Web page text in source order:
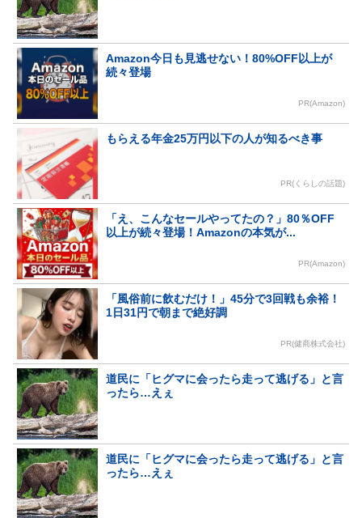
Amazon今日も見逃せない！80%OFF以上が
続々登場
PR(Amazon)
もらえる年金25万円以下の人が知るべき事
PR(くらしの話題)
「え、こんなセールやってたの？」80％OFF
以上が続々登場！Amazonの本気が...
PR(Amazon)
「風俗前に飲むだけ！」45分で3回戦も余裕！
1日31円で朝まで絶好調
PR(健商株式会社)
道民に「ヒグマに会ったら走って逃げる」と言
ったら…えぇ
道民に「ヒグマに会ったら走って逃げる」と言
ったら…えぇ